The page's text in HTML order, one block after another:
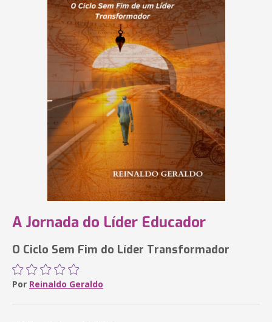
A Jornada do Líder Educador
O Ciclo Sem Fim do Líder Transformador
Por Reinaldo Geraldo